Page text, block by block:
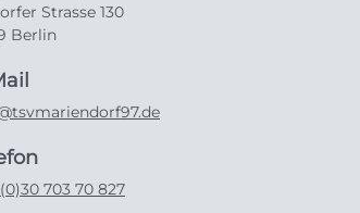
Strasse 130
Berlin
703 70 827